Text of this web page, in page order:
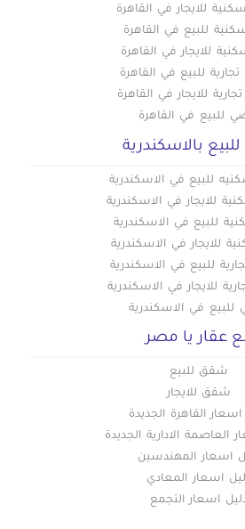
للايجار في القاهرة
للبيع في القاهرة
للايجار في القاهرة
للبيع في القاهرة
للايجار في القاهرة
للبيع في القاهرة
بالاسكندرية
للبيع في الاسكندرية
للايجار في الاسكندرية
للبيع في الاسكندرية
للايجار في الاسكندرية
للبيع في الاسكندرية
للايجار في الاسكندرية
للبيع في الاسكندرية
عقار يا مصر
شقق للبيع
شقق للايجار
القاهرة الجديدة
العاصمة الادارية الجديدة
اسعار المهندسين
اسعار المعادي
اسعار التجمع